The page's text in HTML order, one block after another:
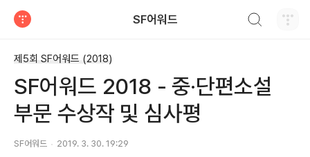
SF어워드
제5회 SF어워드 (2018)
SF어워드 2018 - 중·단편소설
부문 수상작 및 심사평
SF어워드 2019. 3. 30. 19:29